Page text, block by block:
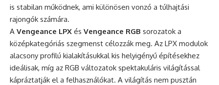
is stabilan működnek, ami különösen vonzó a túlhajtási
rajongók számára.
A Vengeance LPX és Vengeance RGB sorozatok a
középkategóriás szegmenst célozzák meg. Az LPX modulok
alacsony profilú kialakításukkal kis helyigényű építésekhez
ideálisak, míg az RGB változatok spektakuláris világítással
kápráztatják el a felhasználókat. A világítás nem pusztán